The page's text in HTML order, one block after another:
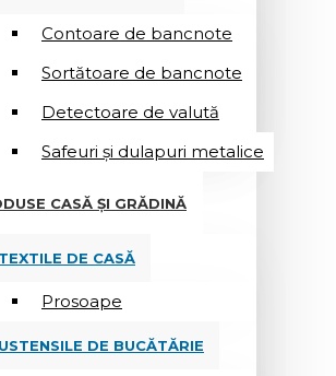
Contoare de bancnote
Sortătoare de bancnote
Detectoare de valută
Safeuri și dulapuri metalice
CASĂ ȘI GRĂDINĂ
TEXTILE DE CASĂ
Prosoape
USTENSILE DE BUCĂTĂRIE